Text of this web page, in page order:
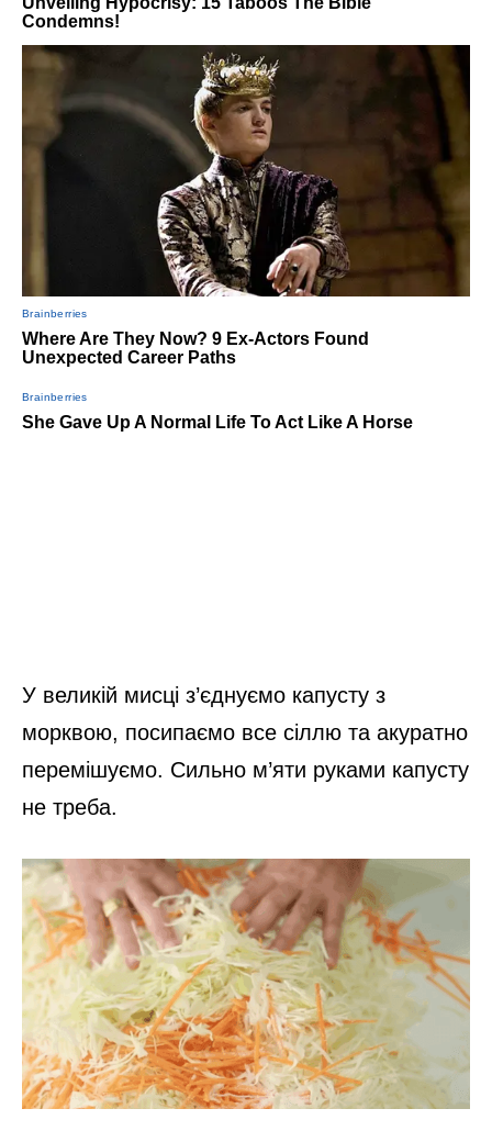
У великій мисці з’єднуємо капусту з
морквою, посипаємо все сіллю та акуратно
перемішуємо. Сильно м’яти руками капусту
не треба.